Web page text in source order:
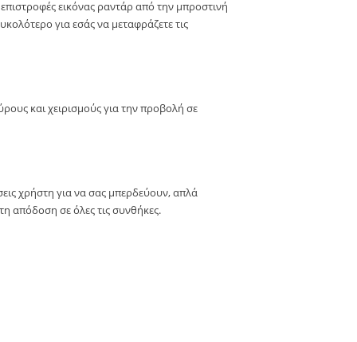
εικόνας ραντάρ από την μπροστινή
για εσάς να μεταφράζετε τις
και χειρισμούς για την προβολή σε
χρήστη για να σας μπερδεύουν, απλά
απόδοση σε όλες τις συνθήκες.